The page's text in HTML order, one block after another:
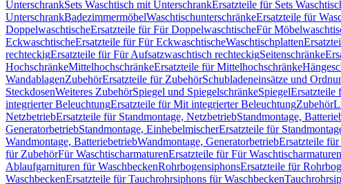
UnterschrankSets Waschtisch mit UnterschrankErsatzteile für Sets
UnterschrankBadezimmermöbelWaschtischunterschränkeErsatzteile für
DoppelwaschtischeErsatzteile für Für DoppelwaschtischeFür
EckwaschtischeErsatzteile für Für EckwaschtischeWaschtischplatten
rechteckigErsatzteile für Für Aufsatzwaschtisch rechteckigSeitenschränke
HochschränkeMittelhochschränkeErsatzteile für Mittelhochschränke
WandablagenZubehörErsatzteile für ZubehörSchubladeneinsätze und
SteckdosenWeiteres ZubehörSpiegel und SpiegelschränkeSpiegelErsatzteile
integrierter BeleuchtungErsatzteile für Mit integrierter BeleuchtungZubehör
NetzbetriebErsatzteile für Standmontage, NetzbetriebStandmontage,
GeneratorbetriebStandmontage, EinhebelmischerErsatzteile für
Wandmontage, BatteriebetriebWandmontage, GeneratorbetriebErsatzteile
für ZubehörFür WaschtischarmaturenErsatzteile für Für Waschtischarmaturen
Ablaufgarnituren für WaschbeckenRohrbogensiphonsErsatzteile für
WaschbeckenErsatzteile für Tauchrohrsiphons für Waschbecken